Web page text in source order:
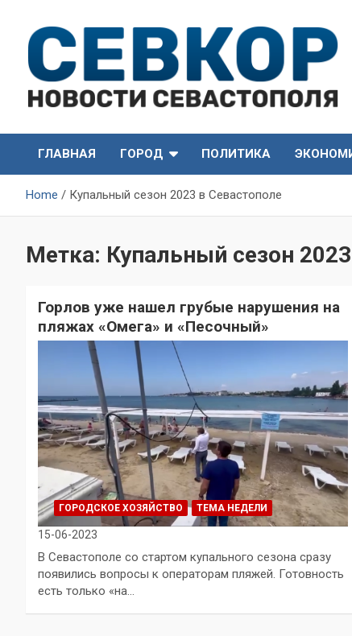
content
СевКор — Новости
Севастополя
Севастополя
ГЛАВНАЯ
ГОРОД ПОЛИТИКА
Home Купальный сезон 2023 в Севастополе
Метка: Купальный сезон
Горлов уже нашел грубые нарушения на
пляжах «Омега» и «Песочный»
ГОРОДСКОЕ ХОЗЯЙСТВО ТЕМА НЕДЕЛИ
15-06-2023
В Севастополе со стартом купального сезона сразу
появились вопросы к операторам пляжей. Готовность
есть только «на…